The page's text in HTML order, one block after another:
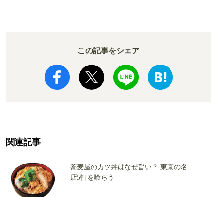
この記事をシェア
関連記事
蕎麦屋のカツ丼はなぜ旨い？ 東京の名
店5軒を喰らう